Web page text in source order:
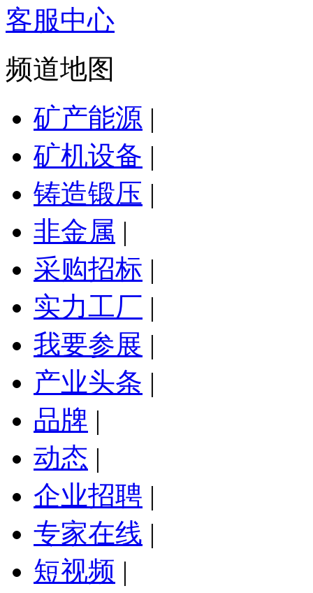
客服中心
频道地图
矿产能源 |
矿机设备 |
铸造锻压 |
非金属 |
采购招标 |
实力工厂 |
我要参展 |
产业头条 |
品牌 |
动态 |
企业招聘 |
专家在线 |
短视频 |